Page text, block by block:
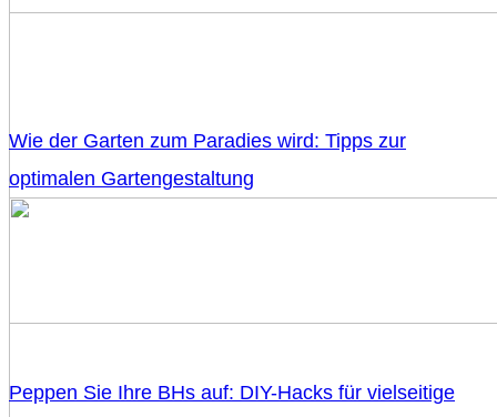
Wie der Garten zum Paradies wird: Tipps zur
optimalen Gartengestaltung
Peppen Sie Ihre BHs auf: DIY-Hacks für vielseitige